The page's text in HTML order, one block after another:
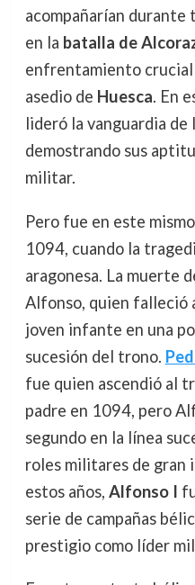
acompañarían durante
en la batalla de
enfrentamiento crucial
asedio de Huesca. En
lideró la vanguardia de
demostrando sus
militar.
Pero fue en este
1094, cuando la
aragonesa. La muerte
Alfonso, quien falleció
joven infante en una
sucesión del trono.
fue quien ascendió al
padre en 1094, pero
segundo en la línea
roles militares de gran
estos años, Alfonso I
serie de campañas
prestigio como líder